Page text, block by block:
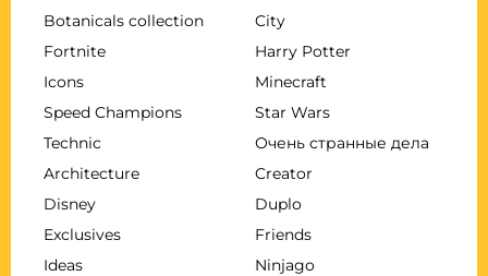
Botanicals collection
City
Fortnite
Harry Potter
Icons
Minecraft
Speed Champions
Star Wars
Technic
Очень странные дела
Architecture
Creator
Disney
Duplo
Exclusives
Friends
Ideas
Ninjago